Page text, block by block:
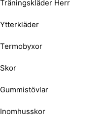
Träningskläder Herr
Ytterkläder
Termobyxor
Skor
Gummistövlar
Inomhusskor